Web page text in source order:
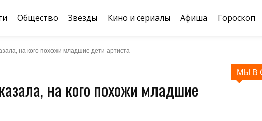
Общество Звёзды Кино и сериалы Афиша Гороскоп
на кого похожи младшие дети артиста
на кого похожи младшие
МЫ В